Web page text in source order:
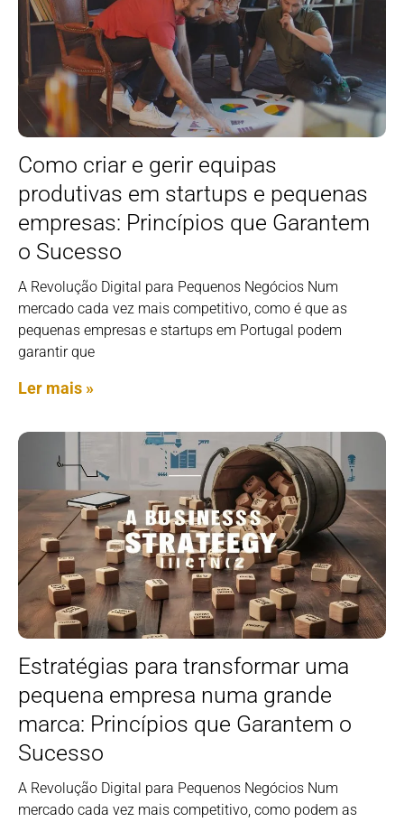
Como criar e gerir equipas
produtivas em startups e pequenas
empresas: Princípios que Garantem
o Sucesso
A Revolução Digital para Pequenos Negócios Num
mercado cada vez mais competitivo, como é que as
pequenas empresas e startups em Portugal podem
garantir que
Ler mais »
Estratégias para transformar uma
pequena empresa numa grande
marca: Princípios que Garantem o
Sucesso
A Revolução Digital para Pequenos Negócios Num
mercado cada vez mais competitivo, como podem as